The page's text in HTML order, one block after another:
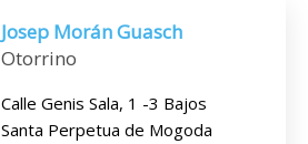
Josep Morán Guasch
Otorrino
Calle Genis Sala, 1 -3 Bajos
Santa Perpetua de Mogoda